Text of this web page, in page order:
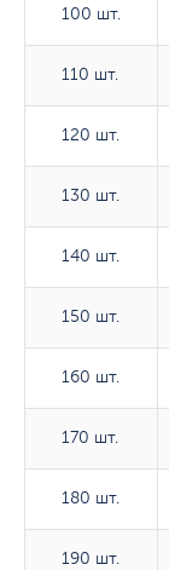
100 шт.
110 шт.
120 шт.
130 шт.
140 шт.
150 шт.
160 шт.
170 шт.
180 шт.
190 шт.
100 шт.
110 шт.
120 шт.
130 шт.
140 шт.
150 шт.
160 шт.
170 шт.
180 шт.
190 шт.